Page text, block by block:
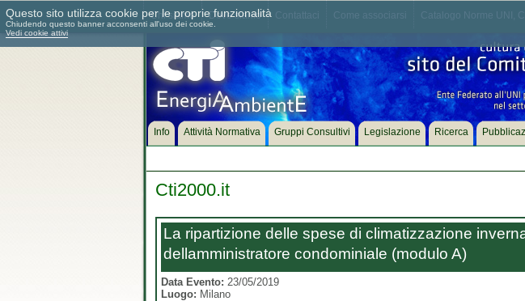
Chi siamo Dove siamo
Info Attività Normativa Gruppi Consultivi Legislazione Ricerca
Cti2000.it
La ripartizione delle spese di climatizzazione
dellamministratore condominiale (modulo A)
Data Evento: 23/05/2019
Luogo: Milano
Questo sito utilizza cookie per le proprie funzionalità
Chiudendo questo banner acconsenti all'uso dei cookie.
Vedi cookie attivi